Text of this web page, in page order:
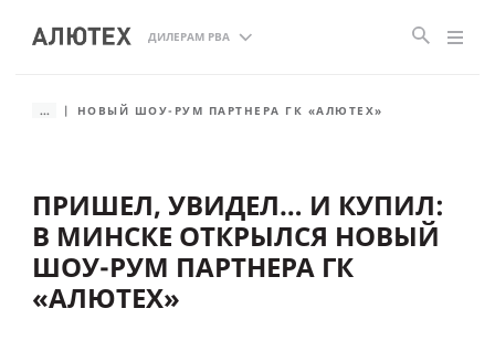
ДИЛЕРАМ РВА
... НОВЫЙ ШОУ-РУМ ПАРТНЕРА ГК «АЛЮТЕХ»
ПРИШЕЛ, УВИДЕЛ… И КУПИЛ:
В МИНСКЕ ОТКРЫЛСЯ НОВЫЙ
ШОУ-РУМ ПАРТНЕРА ГК
«АЛЮТЕХ»